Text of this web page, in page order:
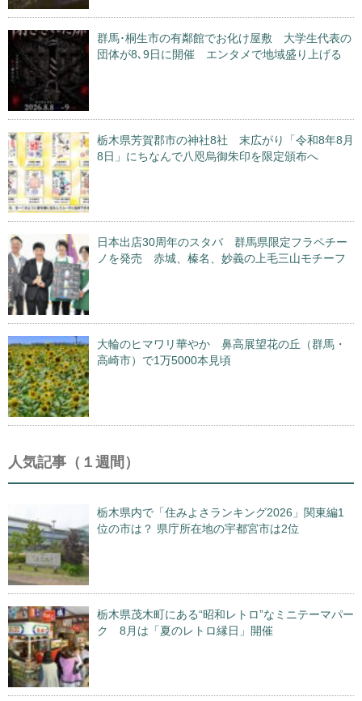
群馬･桐生市の有鄰館でお化け屋敷 大学生代表の
団体が8､9日に開催 エンタメで地域盛り上げる
栃木県芳賀郡市の神社8社 末広がり「令和8年8月
8日」にちなんで八咫烏御朱印を限定頒布へ
日本出店30周年のスタバ 群馬県限定フラペチー
ノを発売 赤城、榛名、妙義の上毛三山モチーフ
大輪のヒマワリ華やか 鼻高展望花の丘（群馬・
高崎市）で1万5000本見頃
人気記事（１週間）
栃木県内で「住みよさランキング2026」関東編1
位の市は？ 県庁所在地の宇都宮市は2位
栃木県茂木町にある“昭和レトロ”なミニテーマパー
ク 8月は「夏のレトロ縁日」開催